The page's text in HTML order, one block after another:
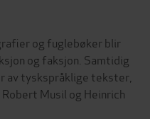
og fuglebøker blir
og faksjon. Samtidig
tyskspråklige tekster,
Musil og Heinrich